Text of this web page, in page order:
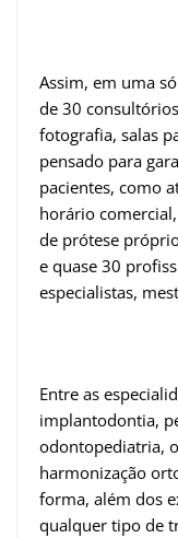
Assim, em uma
de 30
fotografia, salas
pensado para
pacientes, como
horário
de prótese
e quase 30
especialistas,
Entre as
implantodontia,
odontopediatria,
harmonização
forma, além dos
qualquer tipo de